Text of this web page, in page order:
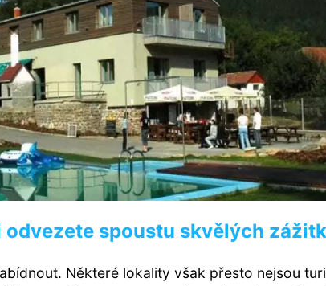
odvezete spoustu skvělých
Některé lokality však přesto nejsou